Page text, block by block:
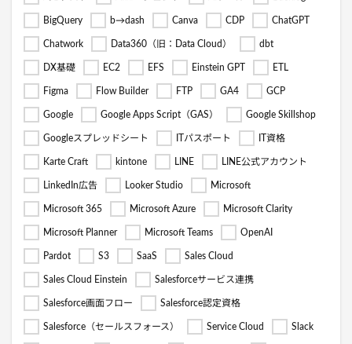
BigQuery b→dash Canva CDP ChatGPT
Chatwork Data360（旧：Data Cloud） dbt
DX基礎 EC2 EFS Einstein GPT ETL
Figma Flow Builder FTP GA4 GCP
Google Google Apps Script（GAS） Google Skillshop
Googleスプレッドシート ITパスポート IT資格
Karte Craft kintone LINE LINE公式アカウント
LinkedIn広告 Looker Studio Microsoft
Microsoft 365 Microsoft Azure Microsoft Clarity
Microsoft Planner Microsoft Teams OpenAI
Pardot S3 SaaS Sales Cloud
Sales Cloud Einstein Salesforceサービス連携
Salesforce画面フロー Salesforce認定資格
Salesforce（セールスフォース） Service Cloud Slack